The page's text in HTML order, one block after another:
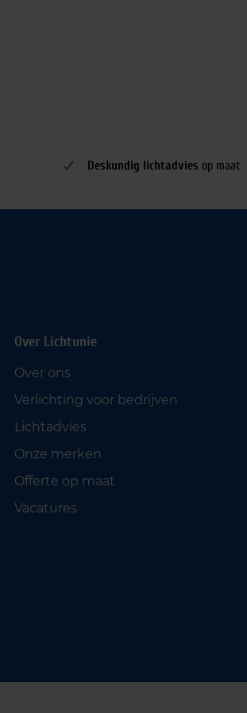
Deskundig lichtadvies op maat
Over Lichtunie
Over ons
Verlichting voor bedrijven
Lichtadvies
Onze merken
Offerte op maat
Vacatures